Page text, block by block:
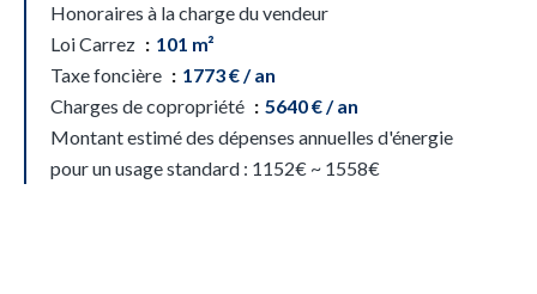
Honoraires à la charge du vendeur
Loi Carrez
101 m²
Taxe foncière
1773 € / an
Charges de copropriété
5640 € / an
Montant estimé des dépenses annuelles d'énergie
pour un usage standard : 1152€ ~ 1558€